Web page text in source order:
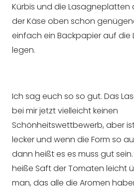
Kürbis und die Lasagneplatten
der Käse oben schon
einfach ein Backpapier auf die
legen.
Ich sag euch so so gut. Das
bei mir jetzt vielleicht keinen
Schönheitswettbewerb, aber
lecker und wenn die Form so
dann heißt es es muss gut sein.
heiße Saft der Tomaten leicht
man, das alle die Aromen